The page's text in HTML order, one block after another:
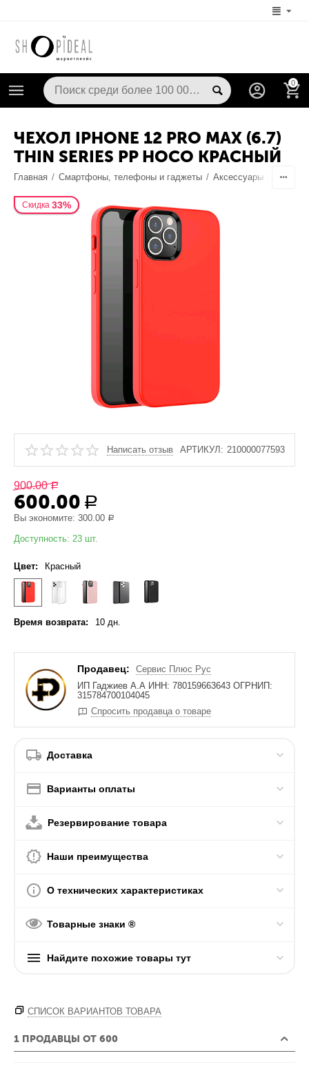
0
ЧЕХОЛ IPHONE 12 PRO MAX (6.7)
THIN SERIES PP HOCO КРАСНЫЙ
Главная / Смартфоны, телефоны и гаджеты / Аксессуары Чехлы
Скидка 33%
Написать отзыв АРТИКУЛ: 210000077593
900.00 Р
600.00 Р
Вы экономите:300.00 Р
Доступность: 23 шт.
Цвет: Красный
Время возврата: 10 дн.
Продавец:
Сервис Плюс Рус
ИП Гаджиев А.А ИНН: 780159663643 ОГРНИП:
315784700104045
Спросить продавца о товаре
Доставка
Варианты оплаты
Резервирование товара
Наши преимущества
О технических характеристиках
Товарные знаки ®
Найдите похожие товары тут
СПИСОК ВАРИАНТОВ ТОВАРА
1 ПРОДАВЦЫ ОТ 600